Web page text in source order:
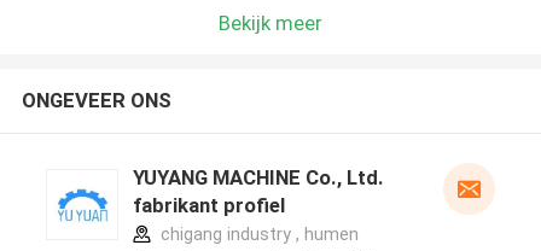
Bekijk meer
ONGEVEER ONS
YUYANG MACHINE Co., Ltd.
fabrikant profiel
chigang industry , humen